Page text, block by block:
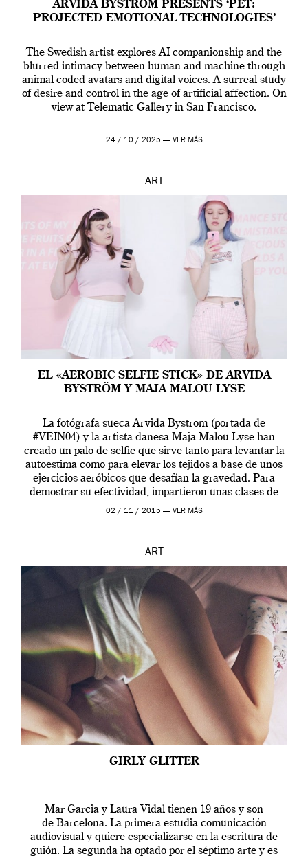
ARVIDA BYSTRÖM PRESENTS ‘PET:
PROJECTED EMOTIONAL TECHNOLOGIES’
The Swedish artist explores AI companionship and the
blurred intimacy between human and machine through
animal-coded avatars and digital voices. A surreal study
of desire and control in the age of artificial affection. On
view at Telematic Gallery in San Francisco.
24 / 10 / 2025 — VER MÁS
ART
EL «AEROBIC SELFIE STICK» DE ARVIDA
BYSTRÖM Y MAJA MALOU LYSE
La fotógrafa sueca Arvida Byström (portada de
#VEIN04) y la artista danesa Maja Malou Lyse han
creado un palo de selfie que sirve tanto para levantar la
autoestima como para elevar los tejidos a base de unos
ejercicios aeróbicos que desafían la gravedad. Para
demostrar su efectividad, impartieron unas clases de
prueba en el Tate […]
02 / 11 / 2015 — VER MÁS
ART
GIRLY GLITTER
Mar Garcia y Laura Vidal tienen 19 años y son
de Barcelona. La primera estudia comunicación
audiovisual y quiere especializarse en la escritura de
guión. La segunda ha optado por el séptimo arte y es